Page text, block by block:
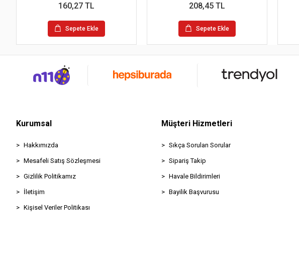
160,27 TL
Sepete Ekle
208,45 TL
Sepete Ekle
Kurumsal
Hakkımızda
Mesafeli Satış Sözleşmesi
Gizlilik Politikamız
İletişim
Kişisel Veriler Politikası
Müşteri Hizmetleri
Sıkça Sorulan Sorular
Sipariş Takip
Havale Bildirimleri
Bayilik Başvurusu